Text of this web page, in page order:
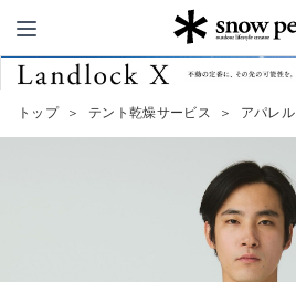
Snow Peak
トップ ＞ テント乾燥サービス ＞ アパレル